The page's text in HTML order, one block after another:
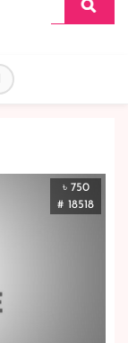
৳ 750
# 18518